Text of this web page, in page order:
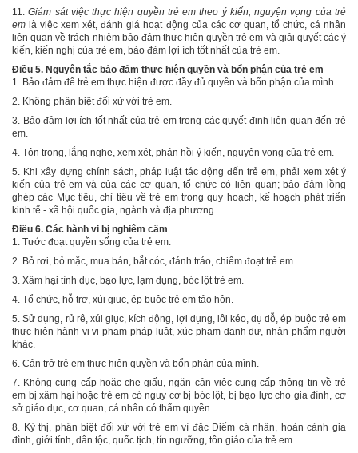
11.Giám sát việc thực hiện quyền trẻ em theo ý kiến, nguyện vọng của trẻ
em là việc xem xét, đánh giá hoạt động của các cơ quan, tổ chức, cá nhân
liên quan về trách nhiệm bảo đảm thực hiện quyền trẻ em và giải quyết các ý
kiến, kiến nghị của trẻ em, bảo đảm lợi ích tốt nhất của trẻ em.
Điều 5. Nguyên tắc bảo đảm thực hiện quyền và bổn phận của trẻ em
1. Bảo đảm để trẻ em thực hiện được đầy đủ quyền và bổn phận của mình.
2. Không phân biệt đối xử với trẻ em.
3. Bảo đảm lợi ích tốt nhất của trẻ em trong các quyết định liên quan đến trẻ
em.
4. Tôn trọng, lắng nghe, xem xét, phản hồi ý kiến, nguyện vọng của trẻ em.
5. Khi xây dựng chính sách, pháp luật tác động đến trẻ em, phải xem xét ý
kiến của trẻ emvà của các cơ quan, tổ chức có liên quan; bảo đảm lồng
ghép các Mục tiêu, chỉ tiêu về trẻ em trong quy hoạch, kế hoạch phát triển
kinh tế - xã hội quốc gia, ngành và địa phương.
Điều 6. Các hành vi bị nghiêm cấm
1. Tước đoạt quyền sống của trẻ em.
2. Bỏ rơi, bỏ mặc, mua bán, bắt cóc, đánh tráo, chiếm đoạt trẻ em.
3. Xâm hại tình dục, bạo lực, lạm dụng, bóc lột trẻ em.
4. Tổ chức, hỗ trợ, xúi giục, ép buộc trẻ em tảo hôn.
5. Sử dụng, rủ rê, xúi giục, kích động, lợi dụng, lôi kéo, dụ dỗ, ép buộc trẻ em
thực hiện hành vi vi phạm pháp luật, xúc phạm danh dự, nhân phẩm người
khác.
6. Cản trở trẻ em thực hiện quyền và bổn phận của mình.
7. Không cung cấp hoặc che giấu, ngăn cản việc cung cấp thông tin về trẻ
em bị xâm hại hoặc trẻ em có nguy cơ bị bóc lột, bị bạo lựccho gia đình, cơ
sở giáo dục, cơ quan, cá nhân có thẩm quyền.
8. Kỳ thị, phân biệt đối xử với trẻ em vì đặc Điểm cá nhân, hoàn cảnh gia
đình, giới tính, dân tộc, quốc tịch, tín ngưỡng, tôn giáo của trẻ em.